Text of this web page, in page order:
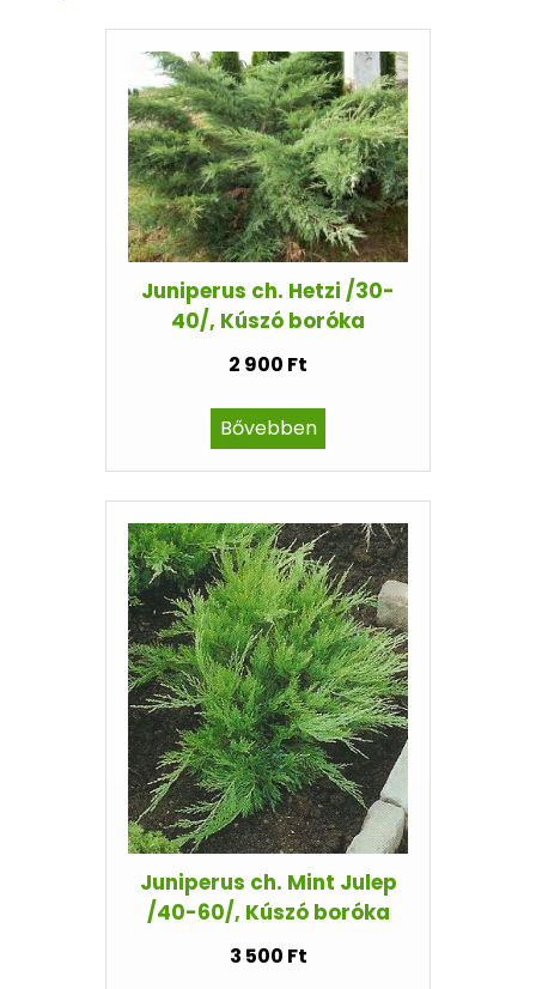
Juniperus ch. Hetzi /30-
40/, Kúszó boróka
2 900 Ft
Bővebben
Juniperus ch. Mint Julep
/40-60/, Kúszó boróka
3 500 Ft